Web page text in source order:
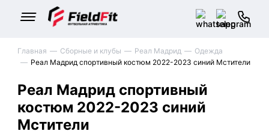
Главная Сборные и клубы Реал Мадрид
Одежда
Реал Мадрид спортивный костюм 2022-2023 синий Мстители
Реал Мадрид спортивный
костюм 2022-2023 синий
Мстители